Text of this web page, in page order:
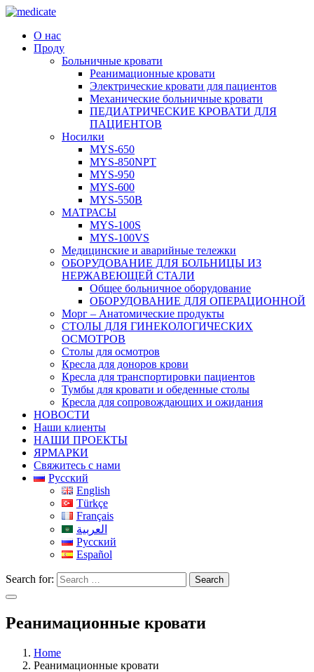
О нас
Проду
Больничные кровати
Реанимационные кровати
Электрические кровати для пациентов
Механические больничные кровати
ПЕДИАТРИЧЕСКИЕ КРОВАТИ ДЛЯ
ПАЦИЕНТОВ
Носилки
MYS-650
MYS-850NPT
MYS-950
MYS-600
MYS-550B
МАТРАСЫ
MYS-100S
MYS-100VS
Медицинские и аварийные тележки
ОБОРУДОВАНИЕ ДЛЯ БОЛЬНИЦЫ ИЗ
НЕРЖАВЕЮЩЕЙ СТАЛИ
Общее больничное оборудование
ОБОРУДОВАНИЕ ДЛЯ ОПЕРАЦИОННОЙ
Морг – Анатомические продукты
СТОЛЫ ДЛЯ ГИНЕКОЛОГИЧЕСКИХ
ОСМОТРОВ
Столы для осмотров
Кресла для доноров крови
Кресла для транспортировки пациентов
Тумбы для кровати и обеденные столы
Кресла для сопровождающих и ожидания
НОВОСТИ
Наши клиенты
НАШИ ПРОЕКТЫ
ЯРМАРКИ
Свяжитесь с нами
Русский
English
Türkçe
Français
العربية
Русский
Español
Search for: Search
Реанимационные кровати
Home
Реанимационные кровати